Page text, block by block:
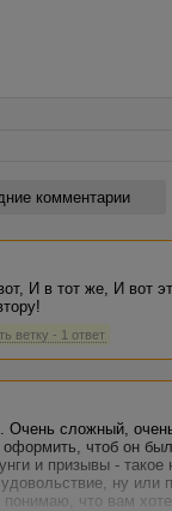
комментарии
И в тот же, И вот
ветку - 1 ответ
Очень сложный,
оформить, чтоб он
и призывы -
ну
что вам